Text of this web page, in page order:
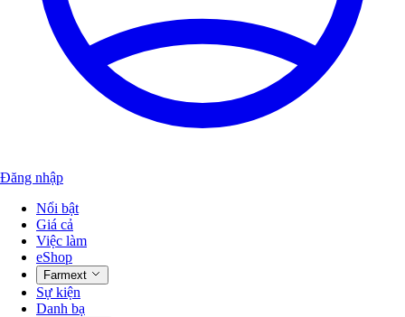
Đăng nhập
Nổi bật
Giá cả
Việc làm
eShop
Farmext
Sự kiện
Danh bạ